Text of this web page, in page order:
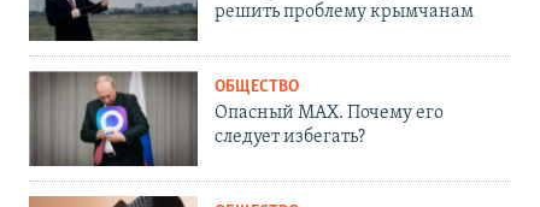
решить проблему крымчанам
ОБЩЕСТВО
Опасный MAX. Почему его
следует избегать?